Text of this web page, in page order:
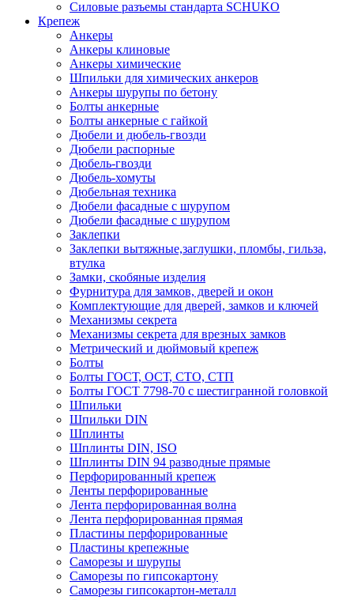
Силовые разъемы стандарта SCHUKO
Крепеж
Анкеры
Анкеры клиновые
Анкеры химические
Шпильки для химических анкеров
Анкеры шурупы по бетону
Болты анкерные
Болты анкерные с гайкой
Дюбели и дюбель-гвозди
Дюбели распорные
Дюбель-гвозди
Дюбель-хомуты
Дюбельная техника
Дюбели фасадные с шурупом
Дюбели фасадные с шурупом
Заклепки
Заклепки вытяжные,заглушки, пломбы, гильза,
втулка
Замки, скобяные изделия
Фурнитура для замков, дверей и окон
Комплектующие для дверей, замков и ключей
Механизмы секрета
Механизмы секрета для врезных замков
Метрический и дюймовый крепеж
Болты
Болты ГОСТ, ОСТ, СТО, СТП
Болты ГОСТ 7798-70 с шестигранной головкой
Шпильки
Шпильки DIN
Шплинты
Шплинты DIN, ISO
Шплинты DIN 94 разводные прямые
Перфорированный крепеж
Ленты перфорированные
Лента перфорированная волна
Лента перфорированная прямая
Пластины перфорированные
Пластины крепежные
Саморезы и шурупы
Саморезы по гипсокартону
Саморезы гипсокартон-металл